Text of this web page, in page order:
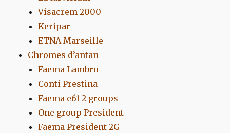
Visacrem 2000
Keripar
ETNA Marseille
Chromes d’antan
Faema Lambro
Conti Prestina
Faema e61 2 groups
One group President
Faema President 2G